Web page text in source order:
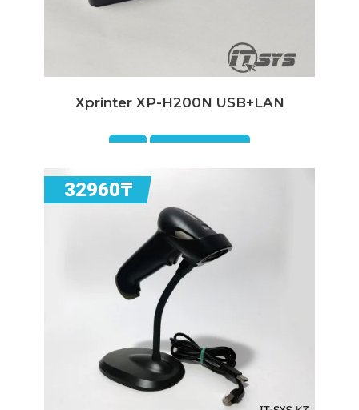
Xprinter XP-H200N USB+LAN
32960₸